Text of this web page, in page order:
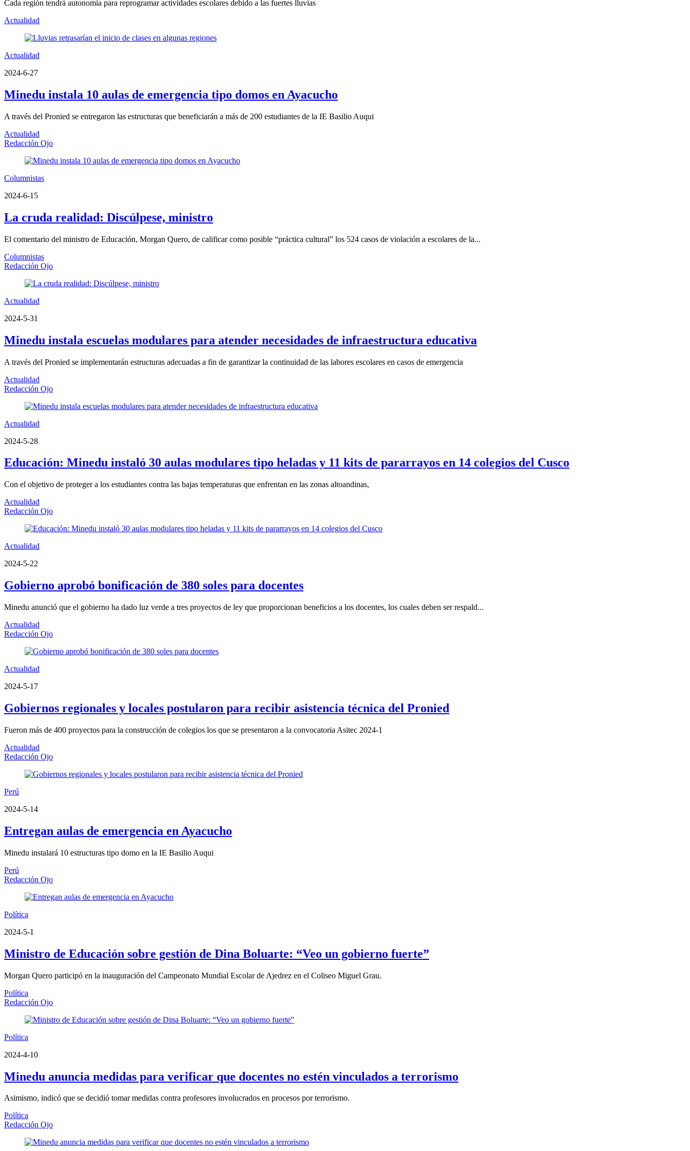
Cada región tendrá autonomía para reprogramar actividades escolares debido a las fuertes lluvias
Actualidad
Actualidad
2024-6-27
Minedu instala 10 aulas de emergencia tipo domos en Ayacucho
A través del Pronied se entregaron las estructuras que beneficiarán a más de 200 estudiantes de la IE Basilio Auqui
Actualidad
Redacción Ojo
Columnistas
2024-6-15
La cruda realidad: Discúlpese, ministro
El comentario del ministro de Educación, Morgan Quero, de calificar como posible “práctica cultural” los 524 casos de violación a escolares de la...
Columnistas
Redacción Ojo
Actualidad
2024-5-31
Minedu instala escuelas modulares para atender necesidades de infraestructura educativa
A través del Pronied se implementarán estructuras adecuadas a fin de garantizar la continuidad de las labores escolares en casos de emergencia
Actualidad
Redacción Ojo
Actualidad
2024-5-28
Educación: Minedu instaló 30 aulas modulares tipo heladas y 11 kits de pararrayos en 14 colegios del Cusco
Con el objetivo de proteger a los estudiantes contra las bajas temperaturas que enfrentan en las zonas altoandinas,
Actualidad
Redacción Ojo
Actualidad
2024-5-22
Gobierno aprobó bonificación de 380 soles para docentes
Minedu anunció que el gobierno ha dado luz verde a tres proyectos de ley que proporcionan beneficios a los docentes, los cuales deben ser respald...
Actualidad
Redacción Ojo
Actualidad
2024-5-17
Gobiernos regionales y locales postularon para recibir asistencia técnica del Pronied
Fueron más de 400 proyectos para la construcción de colegios los que se presentaron a la convocatoria Asitec 2024-1
Actualidad
Redacción Ojo
Perú
2024-5-14
Entregan aulas de emergencia en Ayacucho
Minedu instalará 10 estructuras tipo domo en la IE Basilio Auqui
Perú
Redacción Ojo
Política
2024-5-1
Ministro de Educación sobre gestión de Dina Boluarte: “Veo un gobierno fuerte”
Morgan Quero participó en la inauguración del Campeonato Mundial Escolar de Ajedrez en el Coliseo Miguel Grau.
Política
Redacción Ojo
Política
2024-4-10
Minedu anuncia medidas para verificar que docentes no estén vinculados a terrorismo
Asimismo, indicó que se decidió tomar medidas contra profesores involucrados en procesos por terrorismo.
Política
Redacción Ojo